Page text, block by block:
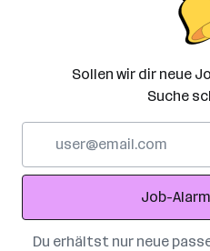
Sollen wir dir neue
Suche
Adresse
Job-
Du erhältst nur neue